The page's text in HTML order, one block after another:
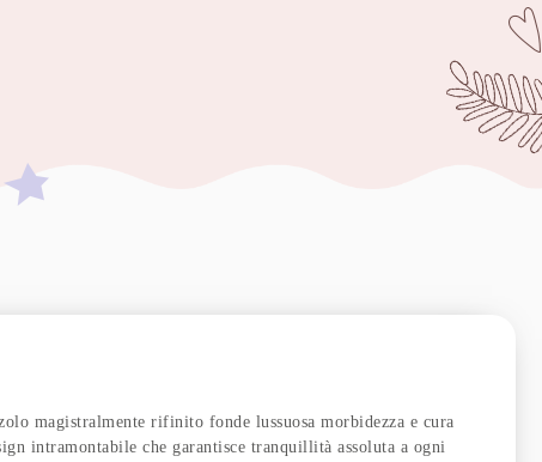
magistralmente rifinito fonde lussuosa morbidezza e cura
intramontabile che garantisce tranquillità assoluta a ogni